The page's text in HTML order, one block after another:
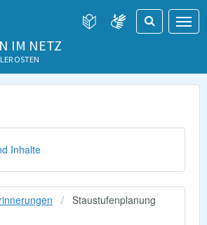
IM NETZ
OSTEN
Staustufenplanung
Inhalte